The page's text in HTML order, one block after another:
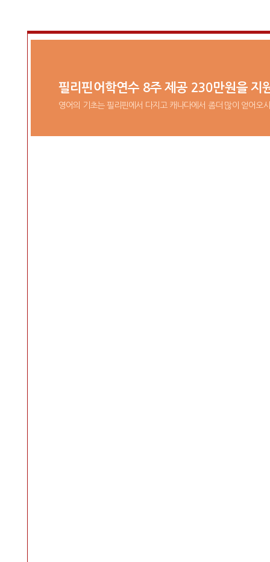
필리핀어학연수 8주 제공 230만원을 지
영어의 기초는 필리핀에서 다지고 캐나다에서 좀더 많이 얻어